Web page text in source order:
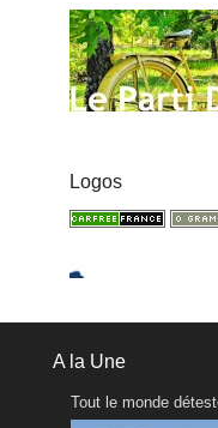
Logos
A la Une
Tout le monde